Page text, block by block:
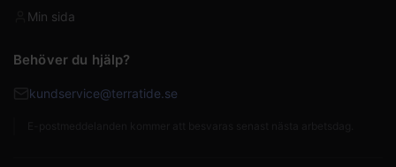
Min sida
Behöver du hjälp?
kundservice@terratide.se